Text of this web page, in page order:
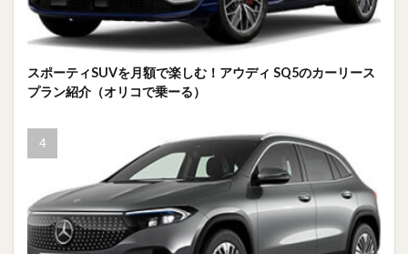
スポーティSUVを月額で楽しむ！アウディ SQ5のカーリース
プラン紹介（オリコで乗ーる）